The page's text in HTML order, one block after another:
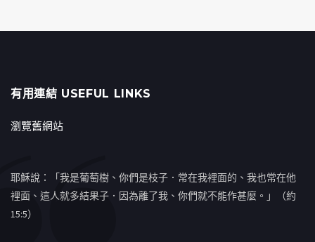
有用連結 USEFUL LINKS
瀏覽舊網站
耶穌說：「我是葡萄樹、你們是枝子．常在我裡面的、我也常在他
裡面、這人就多結果子．因為離了我、你們就不能作甚麼。」（約
15:5）